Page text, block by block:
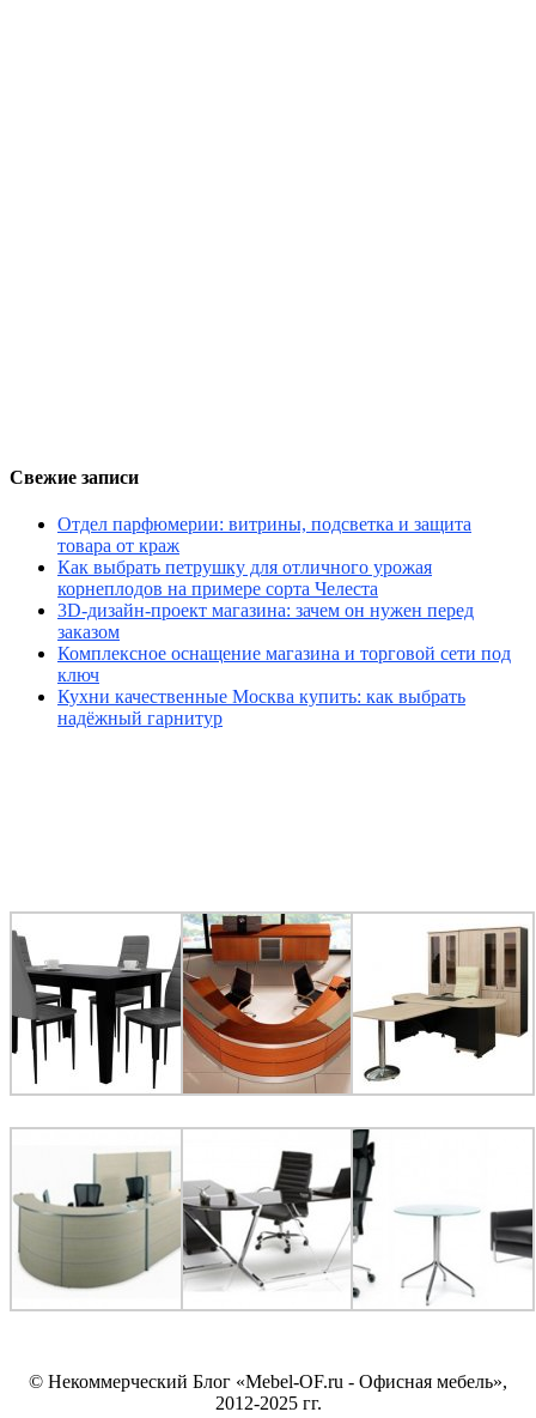
Свежие записи
Отдел парфюмерии: витрины, подсветка и защита
товара от краж
Как выбрать петрушку для отличного урожая
корнеплодов на примере сорта Челеста
3D-дизайн-проект магазина: зачем он нужен перед
заказом
Комплексное оснащение магазина и торговой сети под
ключ
Кухни качественные Москва купить: как выбрать
надёжный гарнитур
© Некоммерческий Блог «Mebel-OF.ru - Офисная мебель»,
2012-2025 гг.